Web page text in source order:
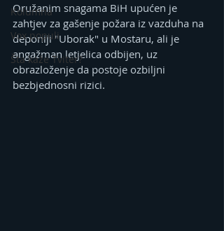
Kolumna
Vox populi
Šta kaže Tviter?
Oružanim snagama BiH upućen je
zahtjev za gašenje požara iz vazduha na
deponiji "Uborak" u Mostaru, ali je
angažman letjelica odbijen, uz
obrazloženje da postoje ozbiljni
bezbjednosni rizici.